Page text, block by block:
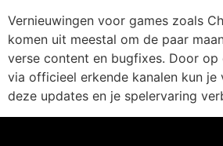
Vernieuwingen voor games zoals
komen uit meestal om de paar
verse content en bugfixes. Door
via officieel erkende kanalen kun
deze updates en je spelervaring